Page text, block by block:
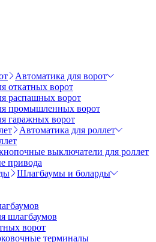
Автоматика для ворот
откатных ворот
распашных ворот
промышленных ворот
гаражных ворот
Автоматика для роллет
выключатели для роллет
привода
Шлагбаумы и боларды
шлагбаумов
ворот
терминалы